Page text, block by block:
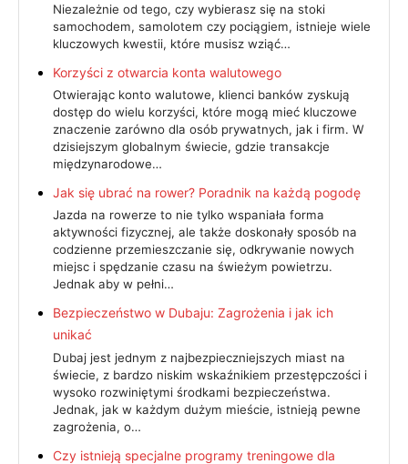
Niezależnie od tego, czy wybierasz się na stoki
samochodem, samolotem czy pociągiem, istnieje wiele
kluczowych kwestii, które musisz wziąć…
Korzyści z otwarcia konta walutowego
Otwierając konto walutowe, klienci banków zyskują
dostęp do wielu korzyści, które mogą mieć kluczowe
znaczenie zarówno dla osób prywatnych, jak i firm. W
dzisiejszym globalnym świecie, gdzie transakcje
międzynarodowe…
Jak się ubrać na rower? Poradnik na każdą pogodę
Jazda na rowerze to nie tylko wspaniała forma
aktywności fizycznej, ale także doskonały sposób na
codzienne przemieszczanie się, odkrywanie nowych
miejsc i spędzanie czasu na świeżym powietrzu.
Jednak aby w pełni…
Bezpieczeństwo w Dubaju: Zagrożenia i jak ich
unikać
Dubaj jest jednym z najbezpieczniejszych miast na
świecie, z bardzo niskim wskaźnikiem przestępczości i
wysoko rozwiniętymi środkami bezpieczeństwa.
Jednak, jak w każdym dużym mieście, istnieją pewne
zagrożenia, o…
Czy istnieją specjalne programy treningowe dla